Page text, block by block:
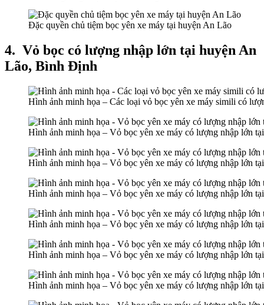
Đặc quyền chủ tiệm bọc yên xe máy tại huyện An Lão
4. Vỏ bọc có lượng nhập lớn tại huyện An
Lão, Bình Định
Hình ảnh minh họa – Các loại vỏ bọc yên xe máy simili có
Hình ảnh minh họa – Vỏ bọc yên xe máy có lượng nhập lớn
Hình ảnh minh họa – Vỏ bọc yên xe máy có lượng nhập lớn
Hình ảnh minh họa – Vỏ bọc yên xe máy có lượng nhập lớn
Hình ảnh minh họa – Vỏ bọc yên xe máy có lượng nhập lớn
Hình ảnh minh họa – Vỏ bọc yên xe máy có lượng nhập lớn
Hình ảnh minh họa – Vỏ bọc yên xe máy có lượng nhập lớn